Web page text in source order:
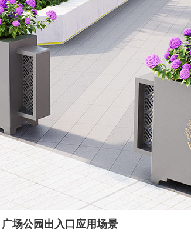
广场公园出入口应用场景